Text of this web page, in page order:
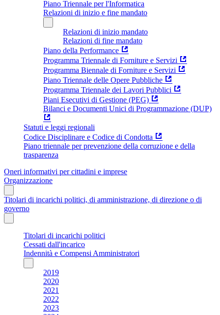
Piano Triennale per l'Informatica
Relazioni di inizio e fine mandato
Relazioni di inizio mandato
Relazioni di fine mandato
Piano della Performance
Programma Triennale di Forniture e Servizi
Programma Biennale di Forniture e Servizi
Piano Triennale delle Opere Pubbliche
Programma Triennale dei Lavori Pubblici
Piani Esecutivi di Gestione (PEG)
Bilanci e Documenti Unici di Programmazione (DUP)
Statuti e leggi regionali
Codice Disciplinare e Codice di Condotta
Piano triennale per prevenzione della corruzione e della
trasparenza
Oneri informativi per cittadini e imprese
Organizzazione
Titolari di incarichi politici, di amministrazione, di direzione o di
governo
Titolari di incarichi politici
Cessati dall'incarico
Indennità e Compensi Amministratori
2019
2020
2021
2022
2023